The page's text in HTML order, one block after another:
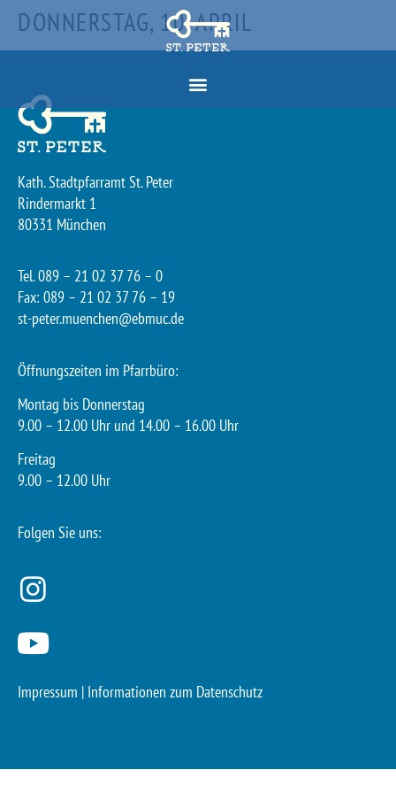
DONNERSTAG, 10. APRIL
Kath. Stadtpfarramt St. Peter
Rindermarkt 1
80331 München
Tel. 089 – 21 02 37 76 – 0
Fax: 089 – 21 02 37 76 – 19
st-peter.muenchen@ebmuc.de
Öffnungszeiten im Pfarrbüro:
Montag bis Donnerstag
9.00 – 12.00 Uhr und 14.00 – 16.00 Uhr
Freitag
9.00 – 12.00 Uhr
Folgen Sie uns:
Impressum | Informationen zum Datenschutz